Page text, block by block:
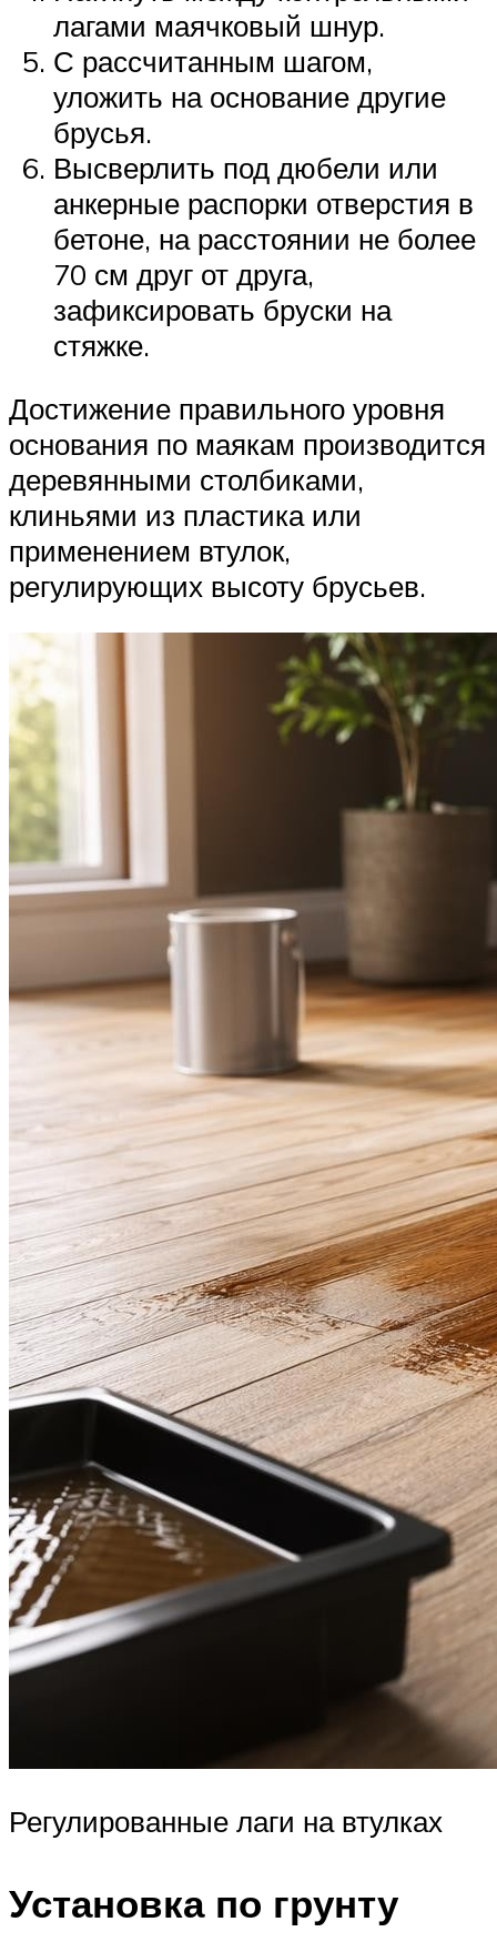
лагами маячковый шнур.
С рассчитанным шагом,
уложить на основание другие
брусья.
Высверлить под дюбели или
анкерные распорки отверстия в
бетоне, на расстоянии не более
70 см друг от друга,
зафиксировать бруски на
стяжке.
Достижение правильного уровня
основания по маякам производится
деревянными столбиками,
клиньями из пластика или
применением втулок,
регулирующих высоту брусьев.
Регулированные лаги на втулках
Установка по грунту